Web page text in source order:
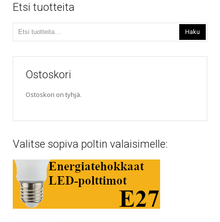
Etsi tuotteita
Haku
Ostoskori
Ostoskori on tyhjä.
Valitse sopiva poltin valaisimelle: